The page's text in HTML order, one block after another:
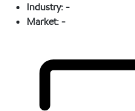
Industry:-
Market:-